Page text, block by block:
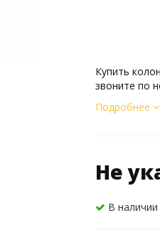
Купить
звоните по
Подробнее
Не
В наличии